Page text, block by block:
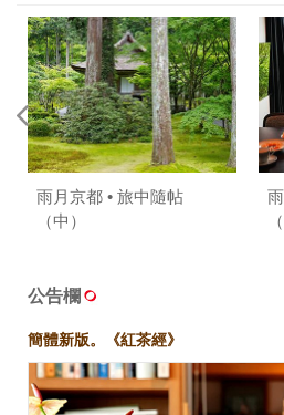
雨月京都 • 旅中隨帖
（中）
公告欄
簡體新版。《紅茶經》